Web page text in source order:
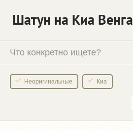
Шатун на Киа Венга
Что конкретно ищете?
Неоригинальные Киа